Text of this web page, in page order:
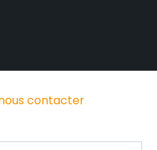
contacter